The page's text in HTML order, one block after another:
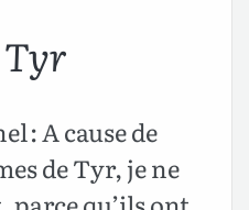
: A cause de
de Tyr, je ne